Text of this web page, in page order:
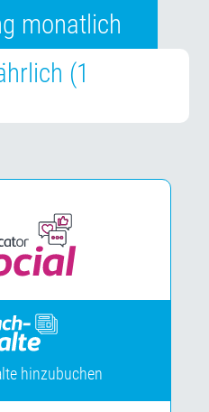
monatlich
(1
hinzubuchen